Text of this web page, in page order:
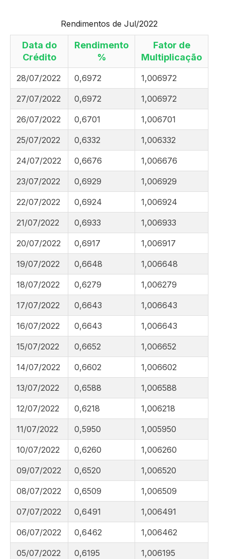
Rendimentos de Jul/2022
Data do
Crédito
Rendimento
%
Fator de
Multiplicação
28/07/2022 0,6972 1,006972
27/07/2022 0,6972 1,006972
26/07/2022 0,6701 1,006701
25/07/2022 0,6332 1,006332
24/07/2022 0,6676 1,006676
23/07/2022 0,6929 1,006929
22/07/2022 0,6924 1,006924
21/07/2022 0,6933 1,006933
20/07/2022 0,6917 1,006917
19/07/2022 0,6648 1,006648
18/07/2022 0,6279 1,006279
17/07/2022 0,6643 1,006643
16/07/2022 0,6643 1,006643
15/07/2022 0,6652 1,006652
14/07/2022 0,6602 1,006602
13/07/2022 0,6588 1,006588
12/07/2022 0,6218 1,006218
11/07/2022 0,5950 1,005950
10/07/2022 0,6260 1,006260
09/07/2022 0,6520 1,006520
08/07/2022 0,6509 1,006509
07/07/2022 0,6491 1,006491
06/07/2022 0,6462 1,006462
05/07/2022 0,6195 1,006195